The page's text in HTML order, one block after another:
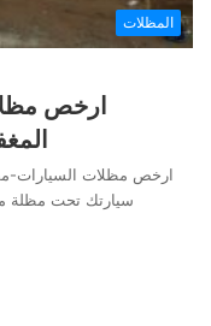
المظلات
ارخص
ارخص مظلات
سيارتك تحت مظلة